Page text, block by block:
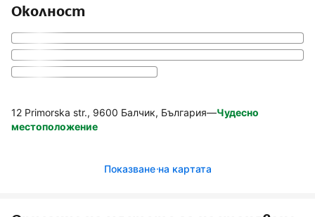
Околност
12 Primorska str., 9600 Балчик, България—Чудесно
местоположение
Показване на картата